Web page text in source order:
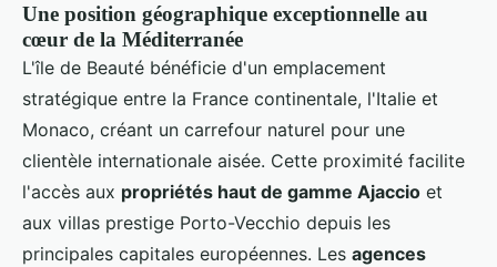
Une position géographique exceptionnelle au
cœur de la Méditerranée
L'île de Beauté bénéficie d'un emplacement
stratégique entre la France continentale, l'Italie et
Monaco, créant un carrefour naturel pour une
clientèle internationale aisée. Cette proximité facilite
l'accès aux propriétés haut de gamme Ajaccio et
aux villas prestige Porto-Vecchio depuis les
principales capitales européennes. Les agences